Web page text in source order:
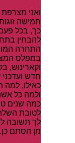
ואני
חמישה
כך, בכל
להבחין
התחרה
במפלס
וקארינוש,
חדש
כאילו,
ולמה כל
כמה שנים
לטובת
לך תשובה
מן הסתם